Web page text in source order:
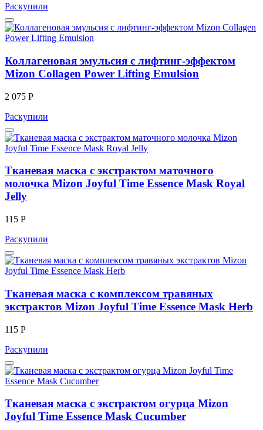
Раскупили
Коллагеновая эмульсия с лифтинг-эффектом
Mizon Collagen Power Lifting Emulsion
2 075 Р
Раскупили
Тканевая маска с экстрактом маточного
молочка Mizon Joyful Time Essence Mask Royal
Jelly
115 Р
Раскупили
Тканевая маска с комплексом травяных
экстрактов Mizon Joyful Time Essence Mask Herb
115 Р
Раскупили
Тканевая маска с экстрактом огурца Mizon
Joyful Time Essence Mask Cucumber